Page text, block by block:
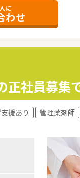
の日でも毎日の通
り、地域に密着し
ながら丁寧な薬
した高度な監査や
況の確認など在宅
学的サポートを行
問や相談がしやす
人業務に集中しや
ミスのない調剤を
に
わせ
正社員募集
援あり 管理薬剤師